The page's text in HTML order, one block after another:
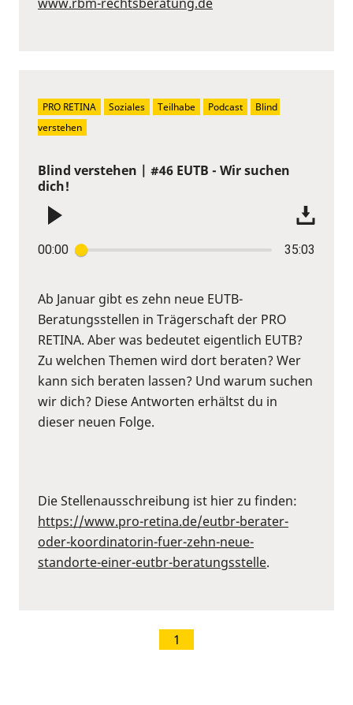
Blind verstehen | #46 EUTB - Wir suchen
dich!
00:00 35:03
Ab Januar gibt es zehn neue EUTB-
Beratungsstellen in Trägerschaft der PRO
RETINA. Aber was bedeutet eigentlich EUTB?
Zu welchen Themen wird dort beraten? Wer
kann sich beraten lassen? Und warum suchen
wir dich? Diese Antworten erhältst du in
dieser neuen Folge.
Die Stellenausschreibung ist hier zu finden:
https://www.pro-retina.de/eutbr-berater-
oder-koordinatorin-fuer-zehn-neue-
standorte-einer-eutbr-beratungsstelle.
PRO RETINA Soziales Teilhabe Podcast
Blind
verstehen
1